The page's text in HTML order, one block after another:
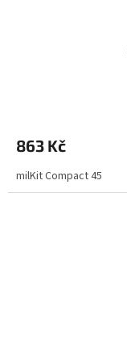
863 Kč
milKit Compact 45